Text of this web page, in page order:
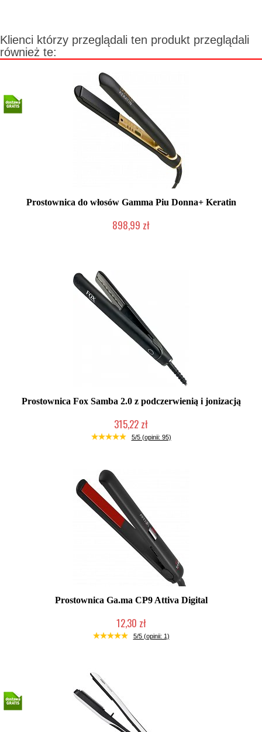
Klienci którzy przeglądali ten produkt przeglądali
również te:
Prostownica do włosów Gamma Piu Donna+ Keratin
898,99 zł
Prostownica Fox Samba 2.0 z podczerwienią i jonizacją
315,22 zł
Duża ilość (wysyłka w 24h)
5/5 (opinii: 95)
Prostownica Ga.ma CP9 Attiva Digital
12,30 zł
Produkt wycofany
5/5 (opinii: 1)